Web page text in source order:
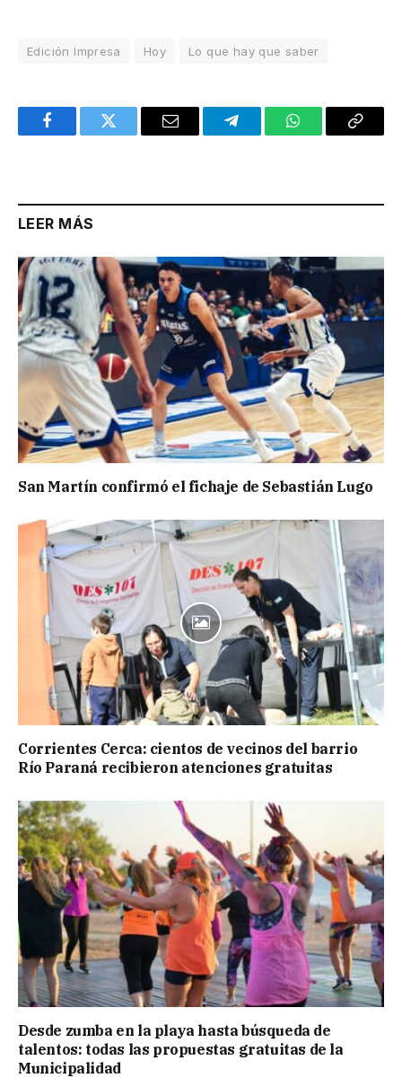
Edición Impresa Hoy Lo que hay que saber
FacebookTwitter Email TelegramWhatsAppCopy
LEER MÁS
San Martín confirmó el fichaje de Sebastián Lugo
Corrientes Cerca: cientos de vecinos del barrio
Río Paraná recibieron atenciones gratuitas
Desde zumba en la playa hasta búsqueda de
talentos: todas las propuestas gratuitas de la
Municipalidad